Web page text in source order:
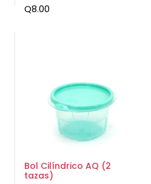
Q8.00
Bol Cilíndrico AQ (2
tazas)